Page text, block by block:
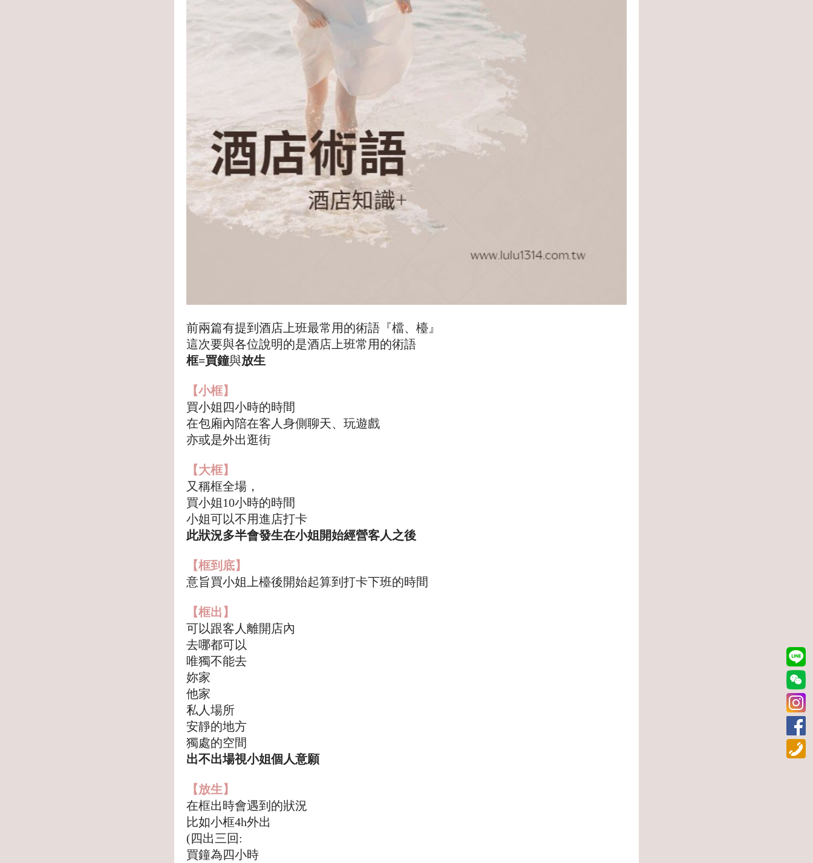
前兩篇有提到酒店上班最常用的術語『檔、檯』
這次要與各位說明的是酒店上班常用的術語
框=買鐘與放生
【小框】
買小姐四小時的時間
在包廂內陪在客人身側聊天、玩遊戲
亦或是外出逛街
【大框】
又稱框全場，
買小姐10小時的時間
小姐可以不用進店打卡
此狀況多半會發生在小姐開始經營客人之後
【框到底】
意旨買小姐上檯後開始起算到打卡下班的時間
【框出】
可以跟客人離開店內
去哪都可以
唯獨不能去
妳家
他家
私人場所
安靜的地方
獨處的空間
出不出場視小姐個人意願
【放生】
在框出時會遇到的狀況
比如小框4h外出
(四出三回:
買鐘為四小時